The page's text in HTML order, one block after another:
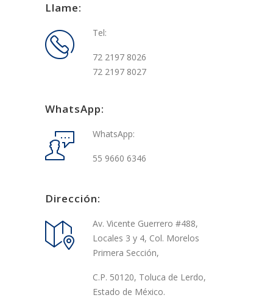
Llame:
Tel:
72 2197 8026
72 2197 8027
WhatsApp:
WhatsApp:
55 9660 6346
Dirección:
Av. Vicente Guerrero #488,
Locales 3 y 4, Col. Morelos
Primera Sección,
C.P. 50120, Toluca de Lerdo,
Estado de México.